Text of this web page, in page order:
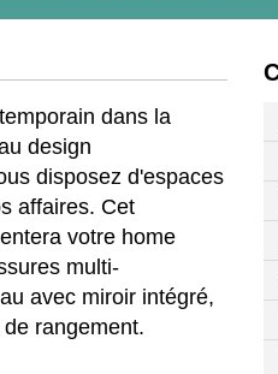
dans la
design
disposez d'espaces
affaires. Cet
votre home
multi-
avec miroir intégré,
rangement.